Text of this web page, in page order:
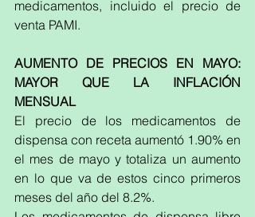
medicamentos, incluido el precio de
venta PAMI.
AUMENTO DE PRECIOS EN MAYO:
MAYOR QUE LA INFLACIÓN
MENSUAL
El precio de los medicamentos de
dispensa con receta aumentó 1.90% en
el mes de mayo y totaliza un aumento
en lo que va de estos cinco primeros
meses del año del 8.2%.